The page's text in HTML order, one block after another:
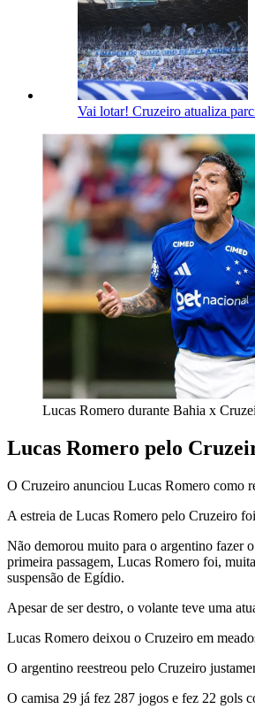
Vai lotar! Cruzeiro atualiza
Lucas Romero durante Bahia x
Lucas Romero pelo
O Cruzeiro anunciou Lucas Romero como
A estreia de Lucas Romero pelo Cruzeiro
Não demorou muito para o argentino fazer
primeira passagem, Lucas Romero foi,
suspensão de Egídio.
Apesar de ser destro, o volante teve uma
Lucas Romero deixou o Cruzeiro em
O argentino reestreou pelo Cruzeiro
O camisa 29 já fez 287 jogos e fez 22 gols